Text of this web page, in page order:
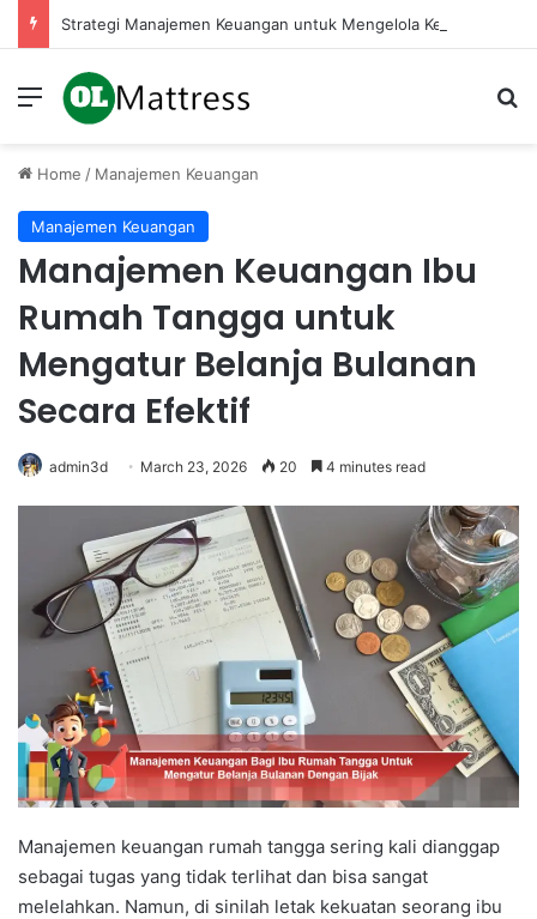
Menu
Home / Manajemen Keuangan
Manajemen Keuangan
Manajemen Keuangan Ibu
Rumah Tangga untuk
Mengatur Belanja Bulanan
Secara Efektif
admin3d March 23, 2026 20 4 minutes read
Manajemen keuangan rumah tangga sering kali dianggap
sebagai tugas yang tidak terlihat dan bisa sangat
melelahkan. Namun, di sinilah letak kekuatan seorang ibu